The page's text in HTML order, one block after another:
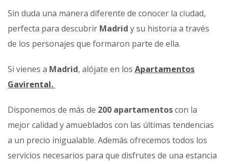
Sin duda una manera diferente de conocer la ciudad,
perfecta para descubrir Madrid y su historia a través
de los personajes que formaron parte de ella.
Si vienes a Madrid, alójate en los Apartamentos
Gavirental.
Disponemos de más de 200 apartamentoscon la
mejor calidad y amueblados con las últimas tendencias
a un precio inigualable. Además ofrecemos todos los
servicios necesarios para que disfrutes de una estancia